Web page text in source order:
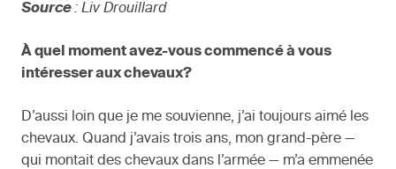
Source: Liv Drouillard
À quel moment avez-vous commencé à vous
intéresser aux chevaux?
D’aussi loin que je me souvienne, j’ai toujours aimé les
chevaux. Quand j’avais trois ans, mon grand-père —
qui montait des chevaux dans l’armée — m’a emmenée